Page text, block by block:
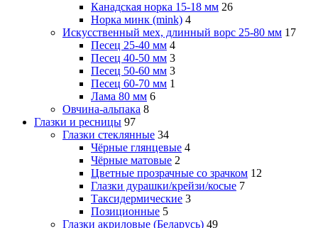
Канадская норка 15-18 мм 26
Норка минк (mink) 4
Искусственный мех, длинный ворс 25-80 мм 17
Песец 25-40 мм 4
Песец 40-50 мм 3
Песец 50-60 мм 3
Песец 60-70 мм 1
Лама 80 мм 6
Овчина-альпака 8
Глазки и ресницы 97
Глазки стеклянные 34
Чёрные глянцевые 4
Чёрные матовые 2
Цветные прозрачные со зрачком 12
Глазки дурашки/крейзи/косые 7
Таксидермические 3
Позиционные 5
Глазки акриловые (Беларусь) 49